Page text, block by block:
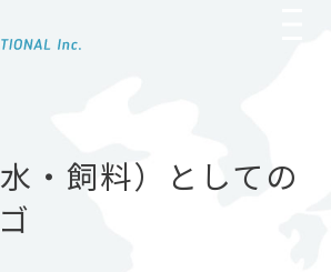
・飼料）としての